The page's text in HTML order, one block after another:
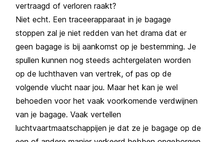
vertraagd of verloren raakt?
Niet echt. Een traceerapparaat in je bagage
stoppen zal je niet redden van het drama dat er
geen bagage is bij aankomst op je bestemming. Je
spullen kunnen nog steeds achtergelaten worden
op de luchthaven van vertrek, of pas op de
volgende vlucht naar jou. Maar het kan je wel
behoeden voor het vaak voorkomende verdwijnen
van je bagage. Vaak vertellen
luchtvaartmaatschappijen je dat ze je bagage op de